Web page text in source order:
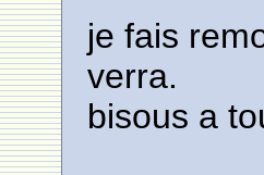
je fais
verra.
bisous a